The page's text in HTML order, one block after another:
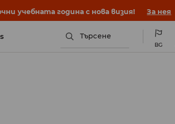
учебната година с нова визия! За нея
Търсене
BG